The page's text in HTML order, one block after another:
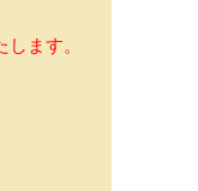
ます。